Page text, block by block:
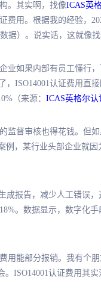
。其实啊，找像ICAS英
费用。根据我的经验，
据）。说实话，这就像
如果内部有员工懂行
ISO14001认证费用直
（来源： ICAS英格尔认
督审核也得花钱。但
，某行业头部企业就
报告，减少人工错误，
。数据显示，数字化手
用能部分报销。我有个
ISO14001认证费用其实